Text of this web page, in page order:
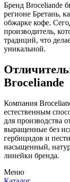
Бренд Broceliande
регионе Бретань,
обжарке кофе.
производитель,
традиций, что
уникальной.
Broceliande
Компания
естественным
для производства
выращенные без
гербицидов и
насыщенный,
линейки бренда.
Меню